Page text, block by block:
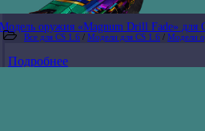
Модель оружия «Magnum Drill Fade» для
Все для CS 1.6 / Модели для CS 1.6 / Модели
Подробнее